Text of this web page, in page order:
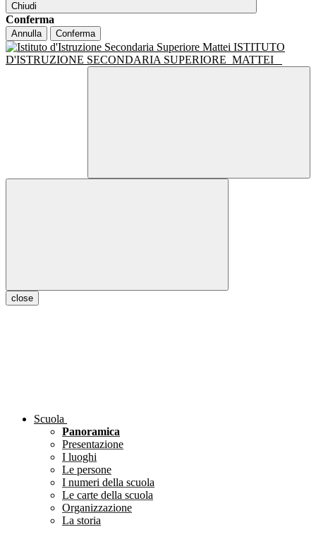
Chiudi
Conferma
Annulla Conferma
ISTITUTO
D'ISTRUZIONE SECONDARIA SUPERIORE MATTEI
close
Scuola
Panoramica
Presentazione
I luoghi
Le persone
I numeri della scuola
Le carte della scuola
Organizzazione
La storia